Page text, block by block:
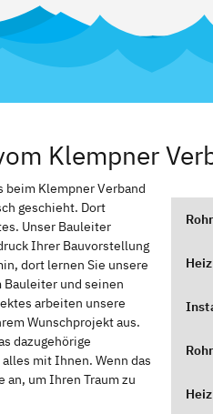
Klempner
beim Klempner Verband
geschieht. Dort
Unser Bauleiter
Ihrer Bauvorstellung
dort lernen Sie unsere
Bauleiter und seinen
arbeiten unsere
Wunschprojekt aus.
dazugehörige
mit Ihnen. Wenn das
an, um Ihren Traum zu